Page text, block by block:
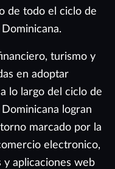
de todo el ciclo de
turismo y
en adoptar
lo largo del ciclo de
logran
marcado por la
electronico,
y aplicaciones web